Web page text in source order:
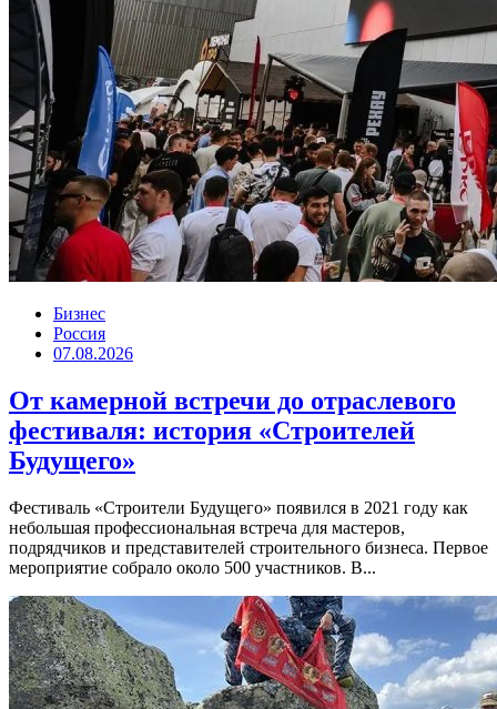
Бизнес
Россия
07.08.2026
От камерной встречи до отраслевого
фестиваля: история «Строителей
Будущего»
Фестиваль «Строители Будущего» появился в 2021 году как
небольшая профессиональная встреча для мастеров,
подрядчиков и представителей строительного бизнеса. Первое
мероприятие собрало около 500 участников. В...